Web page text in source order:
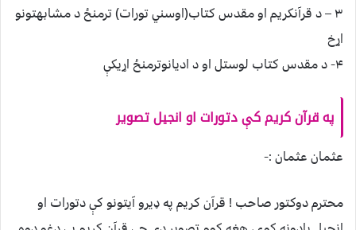
۳ – د قرآنکریم او مقدس کتاب(اوسني تورات) ترمنځ د مشابهتونو
اړخ
۴- د مقدس کتاب لوستل او د ادیانوترمنځ اړیکې
په قرآن کریم کې دتورات او انجیل تصویر
عثمان عثمان :-
محترم دوکتور صاحب ! قرآن کریم په ډیرو آیتونو کې دتورات او